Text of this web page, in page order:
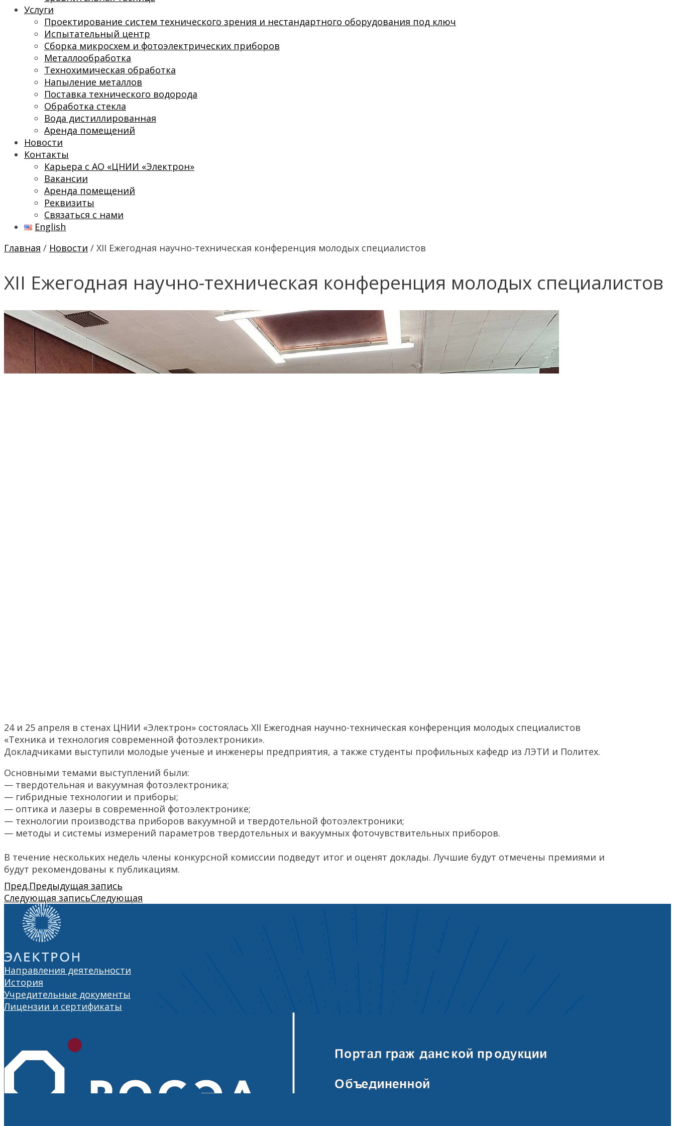
Услуги
Проектирование систем технического зрения и нестандартного оборудования под ключ
Испытательный центр
Сборка микросхем и фотоэлектрических приборов
Металлообработка
Технохимическая обработка
Напыление металлов
Поставка технического водорода
Обработка стекла
Вода дистиллированная
Аренда помещений
Новости
Контакты
Карьера с АО «ЦНИИ «Электрон»
Вакансии
Аренда помещений
Реквизиты
Связаться с нами
English
Главная / Новости / XII Ежегодная научно-техническая конференция молодых специалистов
XII Ежегодная научно-техническая конференция молодых специалистов
24 и 25 апреля в стенах ЦНИИ «Электрон» состоялась XII Ежегодная научно-техническая конференция молодых специалистов
«Техника и технология современной фотоэлектроники».
Докладчиками выступили молодые ученые и инженеры предприятия, а также студенты профильных кафедр из ЛЭТИ и Политех.
Основными темами выступлений были:
— твердотельная и вакуумная фотоэлектроника;
— гибридные технологии и приборы;
— оптика и лазеры в современной фотоэлектронике;
— технологии производства приборов вакуумной и твердотельной фотоэлектроники;
— методы и системы измерений параметров твердотельных и вакуумных фоточувствительных приборов.
В течение нескольких недель члены конкурсной комиссии подведут итог и оценят доклады. Лучшие будут отмечены премиями и
будут рекомендованы к публикациям.
Пред.Предыдущая запись
Следующая записьСледующая
Направления деятельности
История
Учредительные документы
Лицензии и сертификаты